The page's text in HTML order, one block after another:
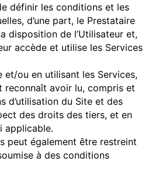
définir les conditions et les
d’une part, le Prestataire
disposition de l’Utilisateur et,
accède et utilise les Services
et/ou en utilisant les Services,
reconnaît avoir lu, compris et
d’utilisation du Site et des
des droits des tiers, et en
applicable.
peut également être restreint
à des conditions